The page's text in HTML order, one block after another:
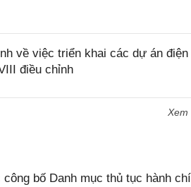
về việc triển khai các dự án điện
điều chỉnh
Xem
bố Danh mục thủ tục hành